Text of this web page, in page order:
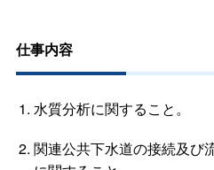
仕事内容
水質分析に関すること。
関連公共下水道の接続及び